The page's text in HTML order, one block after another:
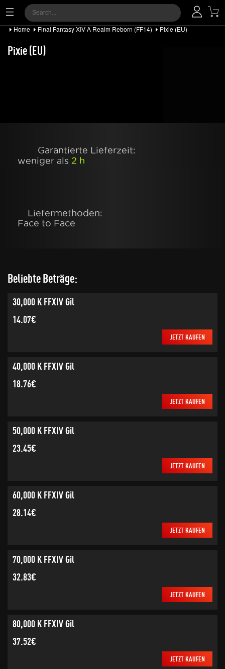
Home Final Fantasy XIV A Realm Reborn (FF14) Pixie (EU)
Pixie (EU)
Garantierte Lieferzeit:
weniger als 2 h
Liefermethoden:
Face to Face
Beliebte Beträge:
30,000 K FFXIV Gil
14.07€
JETZT KAUFEN
40,000 K FFXIV Gil
18.76€
JETZT KAUFEN
50,000 K FFXIV Gil
23.45€
JETZT KAUFEN
60,000 K FFXIV Gil
28.14€
JETZT KAUFEN
70,000 K FFXIV Gil
32.83€
JETZT KAUFEN
80,000 K FFXIV Gil
37.52€
JETZT KAUFEN